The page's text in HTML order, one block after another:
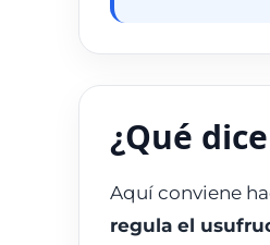
¿Qué
Aquí conviene
regula el